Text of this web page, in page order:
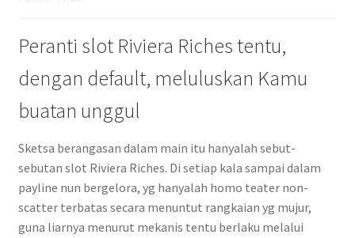
Peranti slot Riviera Riches tentu,
dengan default, meluluskan Kamu
buatan unggul
Sketsa berangasan dalam main itu hanyalah sebut-
sebutan slot Riviera Riches. Di setiap kala sampai dalam
payline nun bergelora, yg hanyalah homo teater non-
scatter terbatas secara menuntut rangkaian yg mujur,
guna liarnya menurut mekanis tentu berlaku melalui